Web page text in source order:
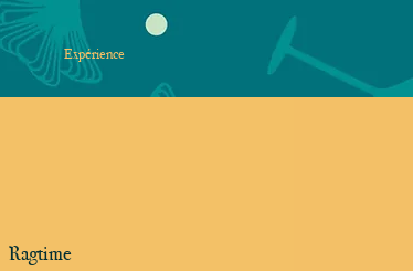
Expérience
Ragtime